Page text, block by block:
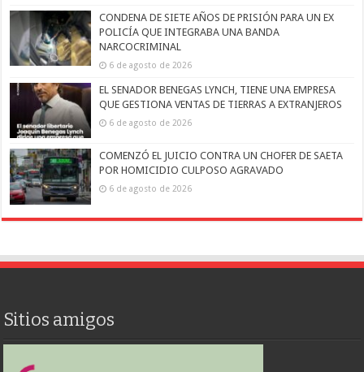
CONDENA DE SIETE AÑOS DE PRISIÓN PARA UN EX
POLICÍA QUE INTEGRABA UNA BANDA
NARCOCRIMINAL
6 de agosto de 2026
EL SENADOR BENEGAS LYNCH, TIENE UNA EMPRESA
QUE GESTIONA VENTAS DE TIERRAS A EXTRANJEROS
6 de agosto de 2026
COMENZÓ EL JUICIO CONTRA UN CHOFER DE SAETA
POR HOMICIDIO CULPOSO AGRAVADO
6 de agosto de 2026
Sitios amigos